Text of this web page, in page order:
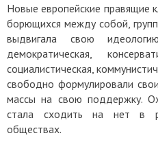
Новые европейские правящие
борющихся между собой,
выдвигала свою
демократическая,
социалистическая,
свободно формулировали
массы на свою поддержку.
стала сходить на нет в
обществах.